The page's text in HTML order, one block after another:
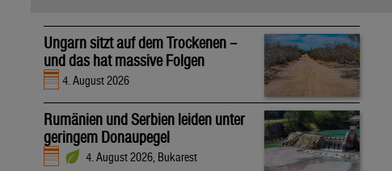
Ungarn sitzt auf dem Trockenen –
und das hat massive Folgen
4. August 2026
Rumänien und Serbien leiden unter
geringem Donaupegel
4. August 2026, Bukarest